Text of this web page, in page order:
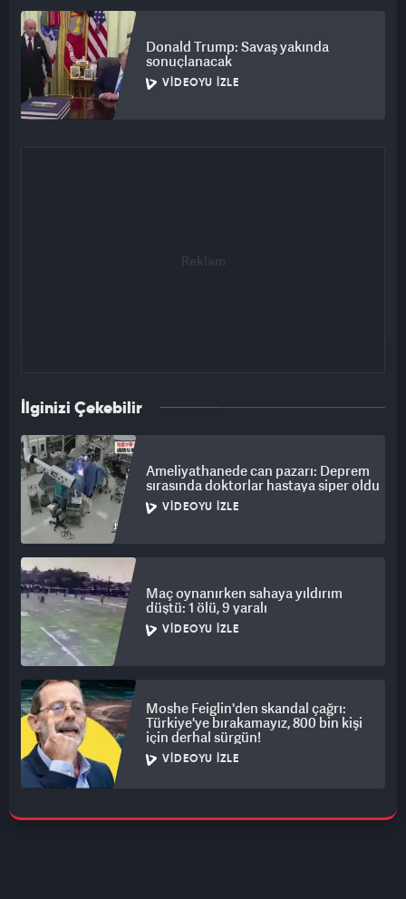
Donald Trump: Savaş yakında
sonuçlanacak
VIDEOYU İZLE
İlginizi Çekebilir
Ameliyathanede can pazarı: Deprem
sırasında doktorlar hastaya siper oldu
VIDEOYU İZLE
Maç oynanırken sahaya yıldırım
düştü: 1 ölü, 9 yaralı
VIDEOYU İZLE
Moshe Feiglin'den skandal çağrı:
Türkiye'ye bırakamayız, 800 bin kişi
için derhal sürgün!
VIDEOYU İZLE